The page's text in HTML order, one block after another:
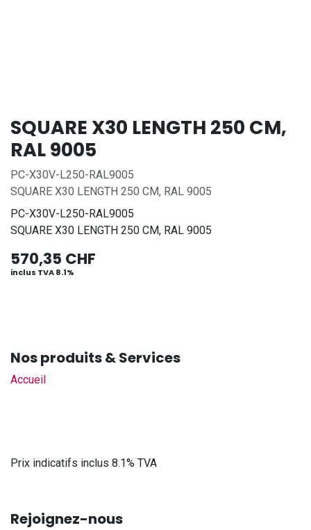
SQUARE X30 LENGTH 250 CM,
RAL 9005
PC-X30V-L250-RAL9005
SQUARE X30 LENGTH 250 CM, RAL 9005
PC-X30V-L250-RAL9005
SQUARE X30 LENGTH 250 CM, RAL 9005
570,35 CHF
inclus TVA 8.1%
Nos produits & Services
Accueil
Prix indicatifs inclus 8.1% TVA
Rejoignez-nous